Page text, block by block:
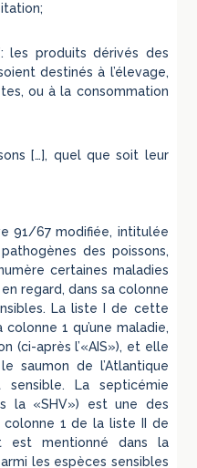
les produits dérivés des
destinés à l’élevage,
ou à la consommation
[…], quel que soit leur
91/67 modifiée, intitulée
des poissons,
certaines maladies
regard, dans sa colonne
La liste I de cette
1 qu’une maladie,
(ci-après l’«AIS»), et elle
saumon de l’Atlantique
La septicémie
la «SHV») est une des
colonne 1 de la liste II de
mentionné dans la
les espèces sensibles